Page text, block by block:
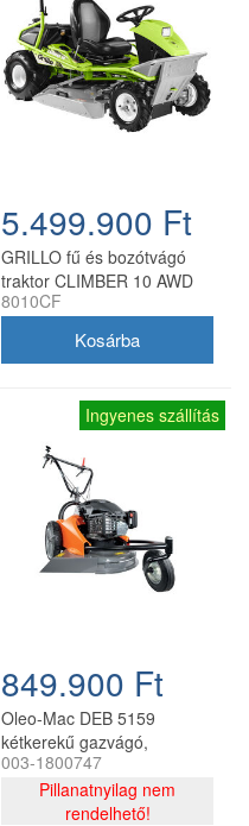
5.499.900 Ft
GRILLO fű és bozótvágó
traktor CLIMBER 10 AWD
23
8010CF
Ingyenes szállítás
849.900 Ft
Oleo-Mac DEB 5159
kétkerekű gazvágó,
magasfűnyíró
003-1800747
Pillanatnyilag nem
rendelhető!